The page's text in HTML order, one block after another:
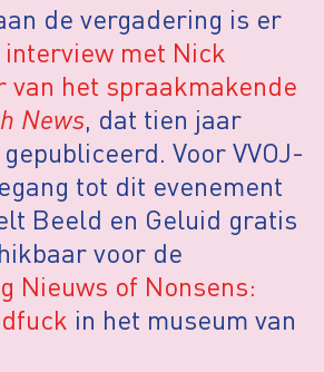
de vergadering is er
met Nick
van het spraakmakende
News, dat tien jaar
Voor VVOJ-
tot dit evenement
Beeld en Geluid gratis
voor de
Nieuws of Nonsens:
in het museum van